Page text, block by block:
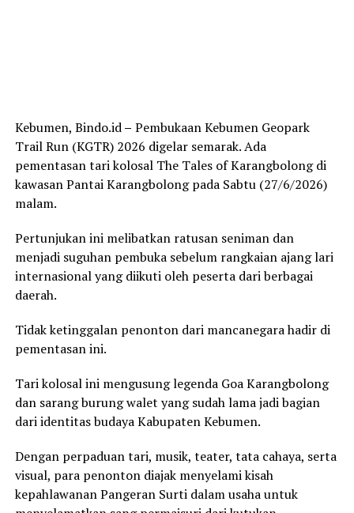
Kebumen, Bindo.id– Pembukaan Kebumen Geopark
Trail Run (KGTR) 2026 digelar semarak. Ada
pementasan tari kolosal The Tales of Karangbolong di
kawasan Pantai Karangbolong pada Sabtu (27/6/2026)
malam.
Pertunjukan ini melibatkan ratusan seniman dan
menjadi suguhan pembuka sebelum rangkaian ajang lari
internasional yang diikuti oleh peserta dari berbagai
daerah.
Tidak ketinggalan penonton dari mancanegara hadir di
pementasan ini.
Tari kolosal ini mengusung legenda Goa Karangbolong
dan sarang burung walet yang sudah lama jadi bagian
dari identitas budaya Kabupaten Kebumen.
Dengan perpaduan tari, musik, teater, tata cahaya, serta
visual, para penonton diajak menyelami kisah
kepahlawanan Pangeran Surti dalam usaha untuk